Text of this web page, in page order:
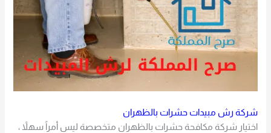
شركة رش مبيدات حشرات بالظهران
اختيار شركة مكافحة حشرات بالظهران متخصصة ليس أمراً سهلاً ،